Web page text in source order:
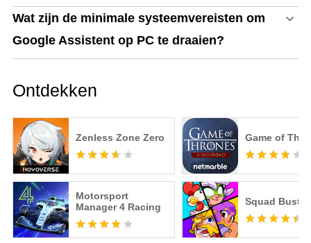
Wat zijn de minimale systeemvereisten om
Google Assistent op PC te draaien?
Ontdekken
Zenless Zone Zero Game of
Motorsport
Manager 4 Racing
Squad